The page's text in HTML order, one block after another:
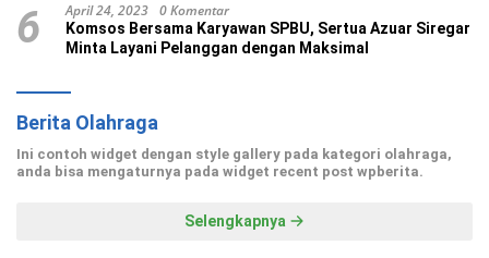
6 April 24, 2023 0 Komentar
Komsos Bersama Karyawan SPBU, Sertua Azuar Siregar
Minta Layani Pelanggan dengan Maksimal
Berita Olahraga
Ini contoh widget dengan style gallery pada kategori olahraga,
anda bisa mengaturnya pada widget recent post wpberita.
Selengkapnya